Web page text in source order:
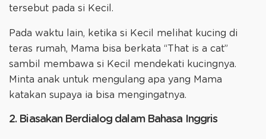
tersebut pada si Kecil.
Pada waktu lain, ketika si Kecil melihat kucing di
teras rumah, Mama bisa berkata “That is a cat”
sambil membawa si Kecil mendekati kucingnya.
Minta anak untuk mengulang apa yang Mama
katakan supaya ia bisa mengingatnya.
2. Biasakan Berdialog dalam Bahasa Inggris